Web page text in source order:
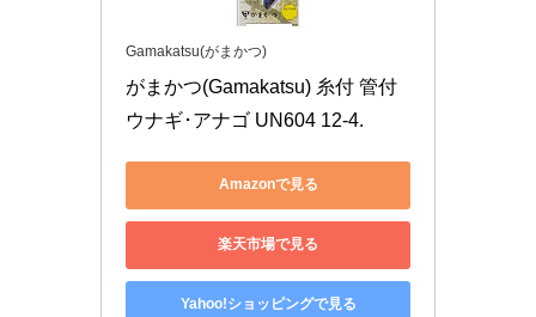
Gamakatsu(がまかつ)
がまかつ(Gamakatsu) 糸付 管付
ウナギ･アナゴ UN604 12-4.
Amazonで見る
楽天市場で見る
Yahoo!ショッピングで見る